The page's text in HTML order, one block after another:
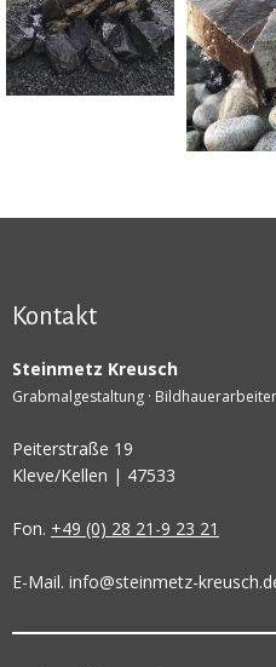
Kontakt
Steinmetz Kreusch
Grabmalgestaltung ·
Peiterstraße 19
Kleve/Kellen | 47533
Fon. +49 (0) 28 21-9 23 21
E-Mail. info@steinmetz-